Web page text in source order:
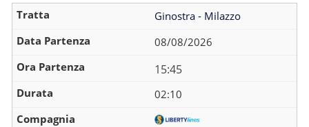
Ginostra - Milazzo
08/08/2026
15:45
02:10